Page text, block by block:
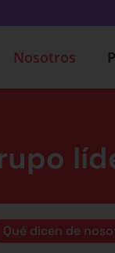
Nosotros
Qué dicen de